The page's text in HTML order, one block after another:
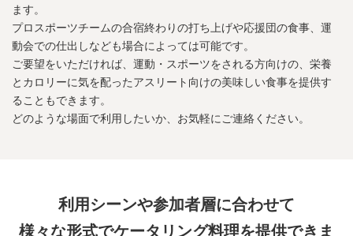
ます。
プロスポーツチームの合宿終わりの打ち上げや応援団の食事、運
動会での仕出しなども場合によっては可能です。
ご要望をいただければ、運動・スポーツをされる方向けの、栄養
とカロリーに気を配ったアスリート向けの美味しい食事を提供す
ることもできます。
どのような場面で利用したいか、お気軽にご連絡ください。
利用シーンや参加者層に合わせて
様々な形式でケータリング料理を提供できま